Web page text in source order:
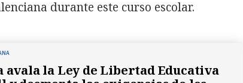
durante este curso escolar.
avala la Ley de Libertad Educativa